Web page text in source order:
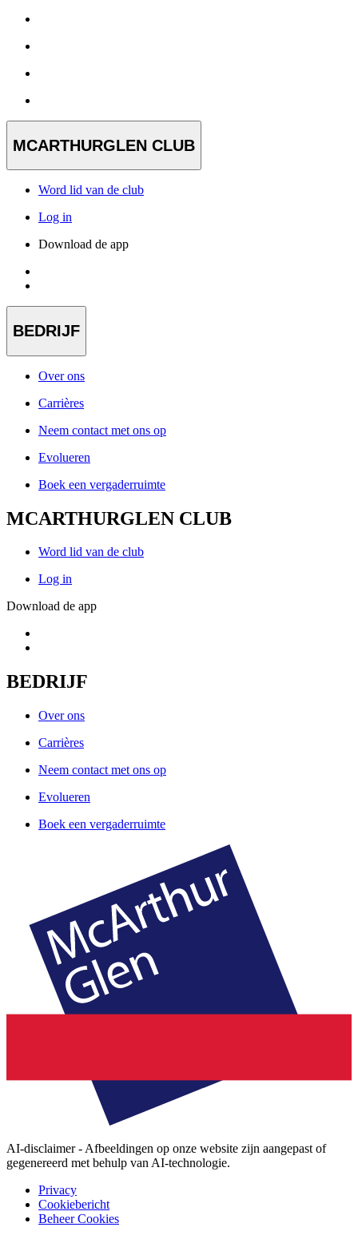
MCARTHURGLEN CLUB
Word lid van de club
Log in
Download de app
BEDRIJF
Over ons
Carrières
Neem contact met ons op
Evolueren
Boek een vergaderruimte
MCARTHURGLEN CLUB
Word lid van de club
Log in
Download de app
BEDRIJF
Over ons
Carrières
Neem contact met ons op
Evolueren
Boek een vergaderruimte
AI-disclaimer - Afbeeldingen op onze website zijn aangepast of
gegenereerd met behulp van AI-technologie.
Privacy
Cookiebericht
Beheer Cookies